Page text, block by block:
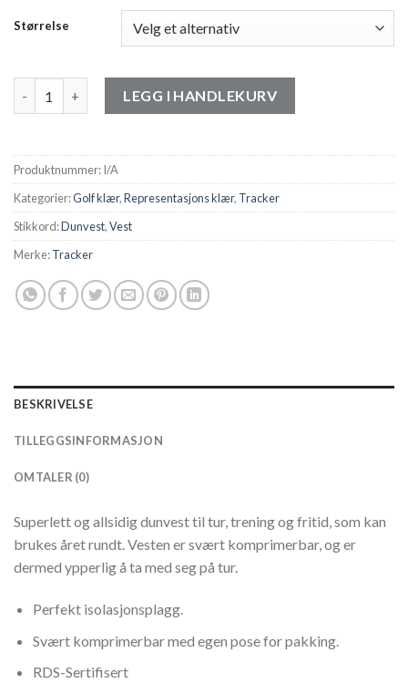
Størrelse
LEGG I HANDLEKURV
Produktnummer:I/A
Kategorier:Golf klær,Representasjons klær, Tracker
Stikkord:Dunvest,Vest
Merke:Tracker
BESKRIVELSE
TILLEGGSINFORMASJON
OMTALER (0)
Superlett og allsidig dunvest til tur, trening og fritid, som kan
brukes året rundt. Vesten er svært komprimerbar, og er
dermed ypperlig å ta med seg på tur.
Perfekt isolasjonsplagg.
Svært komprimerbar med egen pose for pakking.
RDS-Sertifisert